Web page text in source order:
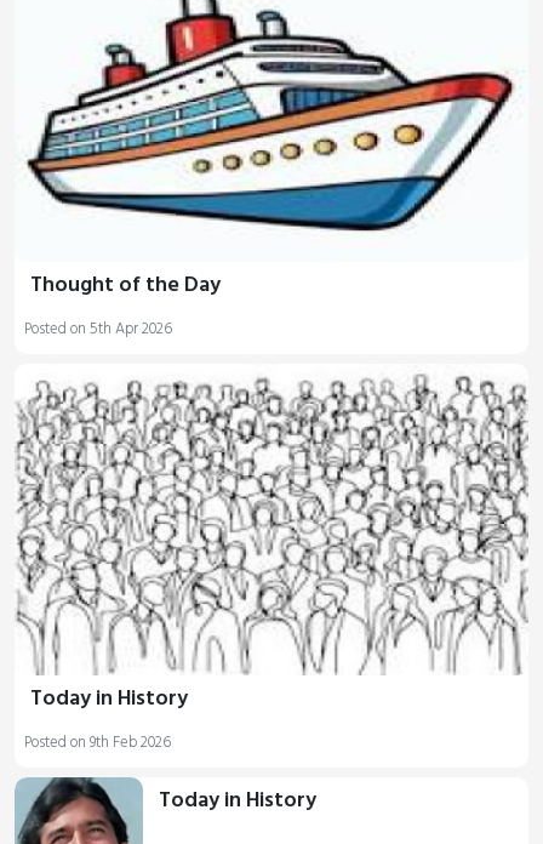
Thought of the Day
Posted on 5th Apr 2026
Today in History
Posted on 9th Feb 2026
Today in History